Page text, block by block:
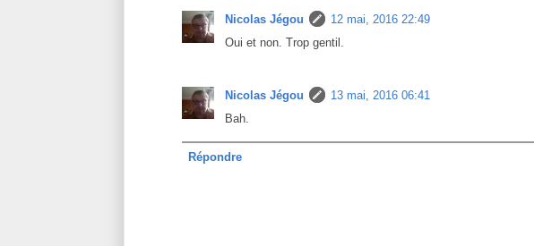
Nicolas Jégou
12 mai, 2016 22:49
Oui et non. Trop gentil.
Nicolas Jégou
13 mai, 2016 06:41
Bah.
Répondre